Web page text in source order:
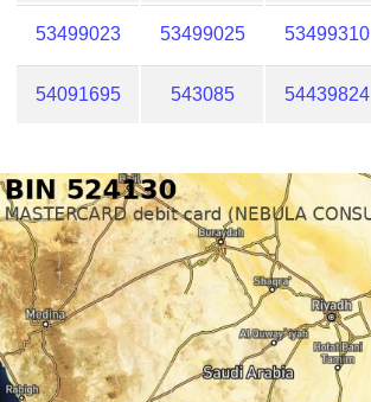
53499023 53499025 53499310
54091695 543085 54439824